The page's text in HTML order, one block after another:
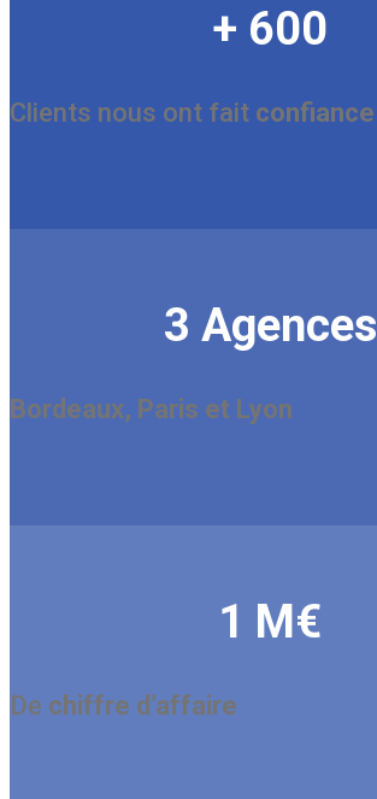
+ 600
Clients nous ont fait confiance
3 Agences
Bordeaux, Paris et Lyon
1 M€
De chiffre d’affaire